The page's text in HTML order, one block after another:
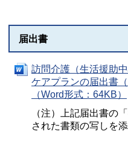
届出書
訪問介護（生活援助
ケアプランの届出書
（Word形式：64KB）
（注）上記届出書の
された書類の写しを